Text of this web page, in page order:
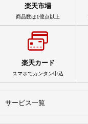
楽天市場
商品数は1億点以上
楽天カード
スマホでカンタン申込
サービス一覧